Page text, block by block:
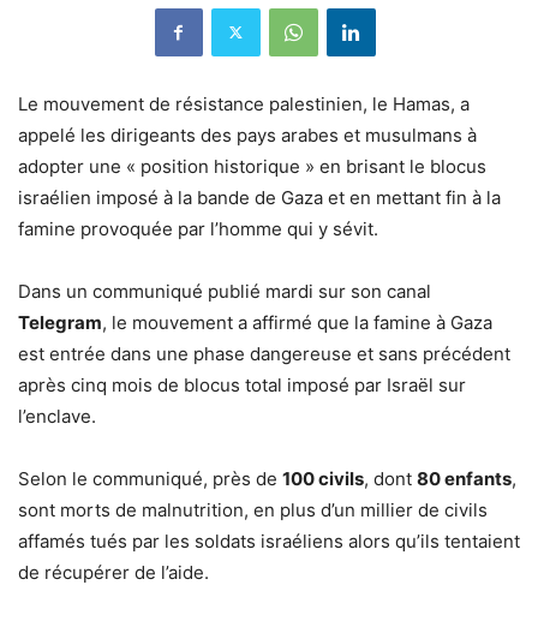
Le mouvement de résistance palestinien, le Hamas, a
appelé les dirigeants des pays arabes et musulmans à
adopter une « position historique » en brisant le blocus
israélien imposé à la bande de Gaza et en mettant fin à la
famine provoquée par l’homme qui y sévit.
Dans un communiqué publié mardi sur son canal
Telegram, le mouvement a affirmé que la famine à Gaza
est entrée dans une phase dangereuse et sans précédent
après cinq mois de blocus total imposé par Israël sur
l’enclave.
Selon le communiqué, près de 100 civils, dont 80 enfants,
sont morts de malnutrition, en plus d’un millier de civils
affamés tués par les soldats israéliens alors qu’ils tentaient
de récupérer de l’aide.